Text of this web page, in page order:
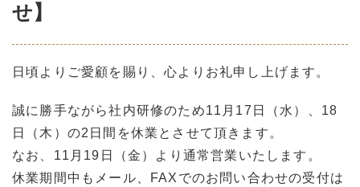
せ】
日頃よりご愛顧を賜り、心よりお礼申し上げます。
誠に勝手ながら社内研修のため11月17日（水）、18
日（木）の2日間を休業とさせて頂きます。
なお、11月19日（金）より通常営業いたします。
休業期間中もメール、FAXでのお問い合わせの受付は